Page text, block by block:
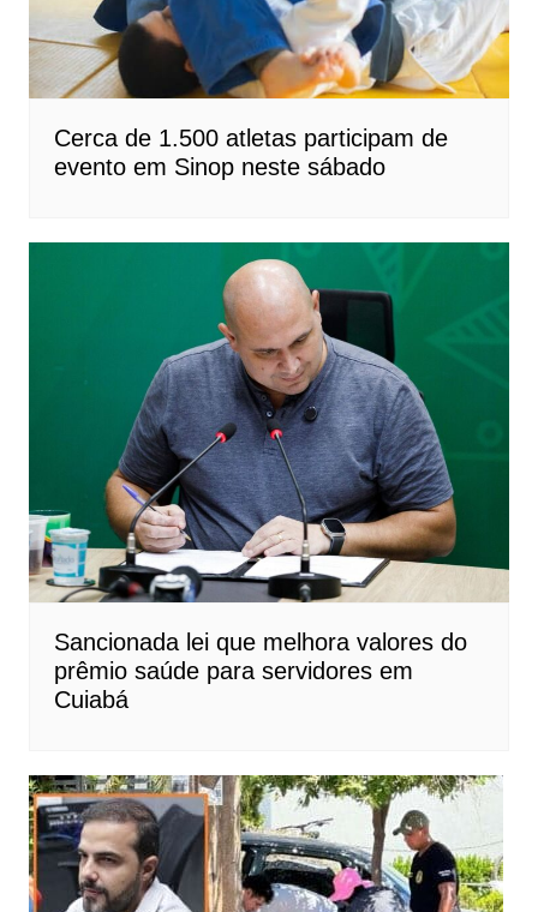
Cerca de 1.500 atletas participam de
evento em Sinop neste sábado
Sancionada lei que melhora valores do
prêmio saúde para servidores em
Cuiabá